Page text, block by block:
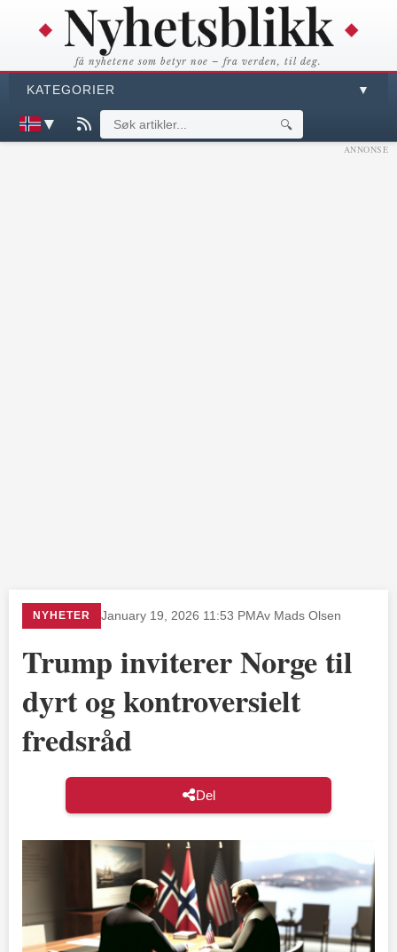
få nyhetene som betyr noe – fra verden, til deg.
KATEGORIER ▼
▼ 🔍
ANNONSE
NYHETER January 19, 2026 11:53 PMAv Mads Olsen
Trump inviterer Norge til
dyrt og kontroversielt
fredsråd
Del